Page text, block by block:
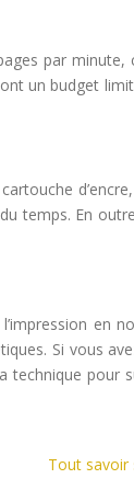
par
un budget
temps. En
en
Si vous
technique pour
Tout savoir